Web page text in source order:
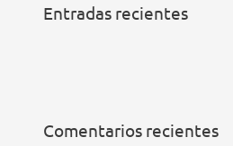
Entradas recientes
Comentarios recientes